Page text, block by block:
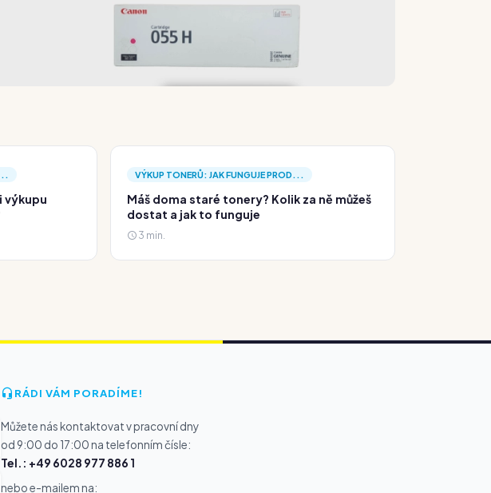
výkupu
VÝKUP TONERŮ: JAK FUNGUJE PROD...
Máš doma staré tonery? Kolik za ně můžeš
dostat a jak to funguje
3 min.
RÁDI VÁM PORADÍME!
Můžete nás kontaktovat v pracovní dny
od 9:00 do 17:00 na telefonním čísle:
Tel.: +49 6028 977 886 1
nebo e-mailem na: